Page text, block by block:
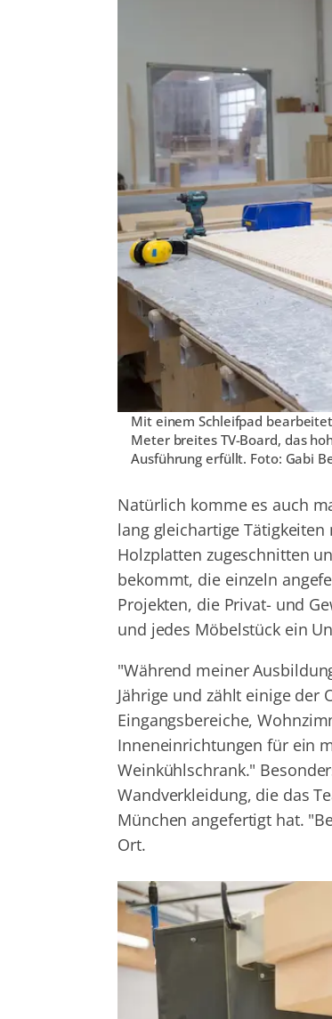
Mit einem Schleifpad
Meter breites TV-Board, das
Ausführung erfüllt. Foto: Gabi
Natürlich komme es auch
lang gleichartige
Holzplatten zugeschnitten
bekommt, die einzeln
Projekten, die Privat- und
und jedes Möbelstück ein
"Während meiner
Jährige und zählt einige der
Eingangsbereiche,
Inneneinrichtungen für ein
Weinkühlschrank."
Wandverkleidung, die das
München angefertigt hat.
Ort.